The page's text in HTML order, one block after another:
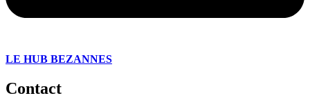
LE HUB BEZANNES
Contact